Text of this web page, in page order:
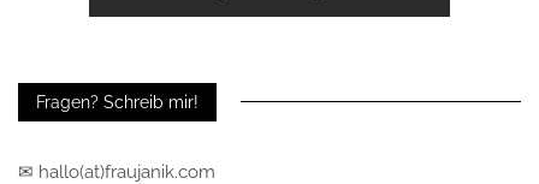
Fragen? Schreib mir!
✉ hallo(at)fraujanik.com